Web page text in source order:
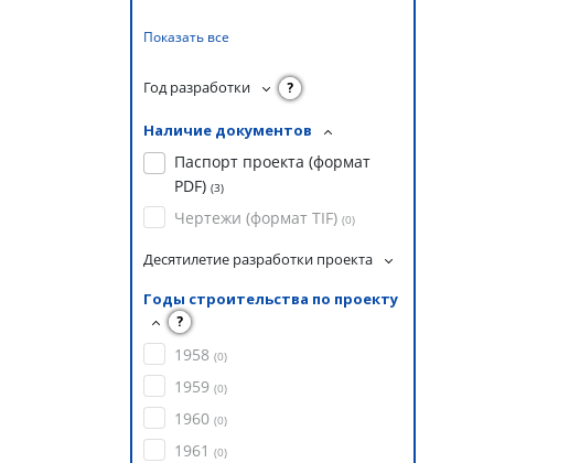
Показать все
Год разработки ?
Наличие документов
Паспорт проекта (формат
PDF) (3)
Чертежи (формат TIF) (0)
Десятилетие разработки проекта
Годы строительства по проекту
?
1958 (0)
1959 (0)
1960 (0)
1961 (0)